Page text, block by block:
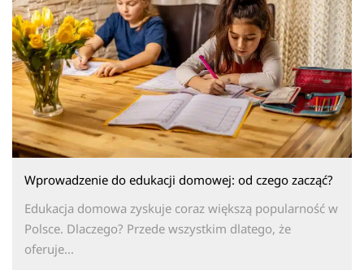
Wprowadzenie do edukacji domowej: od czego zacząć?
Edukacja domowa zyskuje coraz większą popularność w
Polsce. Dlaczego? Przede wszystkim dlatego, że
oferuje...